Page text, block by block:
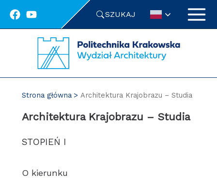
SZUKAJ
Strona główna Architektura Krajobrazu – Studia
Architektura Krajobrazu – Studia
STOPIEŃ I
O kierunku